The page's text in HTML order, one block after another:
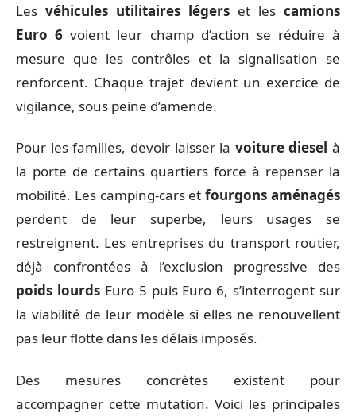
Les véhicules utilitaires légers et les camions
Euro 6 voient leur champ d’action se réduire à
mesure que les contrôles et la signalisation se
renforcent. Chaque trajet devient un exercice de
vigilance, sous peine d’amende.
Pour les familles, devoir laisser la voiture diesel à
la porte de certains quartiers force à repenser la
mobilité. Les camping-cars etfourgons aménagés
perdent de leur superbe, leurs usages se
restreignent. Les entreprises du transport routier,
déjà confrontées à l’exclusion progressive des
poids lourdsEuro 5 puis Euro 6, s’interrogent sur
la viabilité de leur modèle si elles ne renouvellent
pas leur flotte dans les délais imposés.
Des mesures concrètes existent pour
accompagner cette mutation. Voici les principales